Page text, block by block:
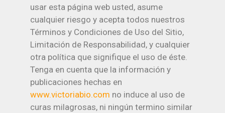
usar esta página web usted, asume
cualquier riesgo y acepta todos nuestros
Términos y Condiciones de Uso del Sitio,
Limitación de Responsabilidad, y cualquier
otra política que signifique el uso de éste.
Tenga en cuenta que la información y
publicaciones hechas en
www.victoriabio.com no induce al uso de
curas milagrosas, ni ningún termino similar